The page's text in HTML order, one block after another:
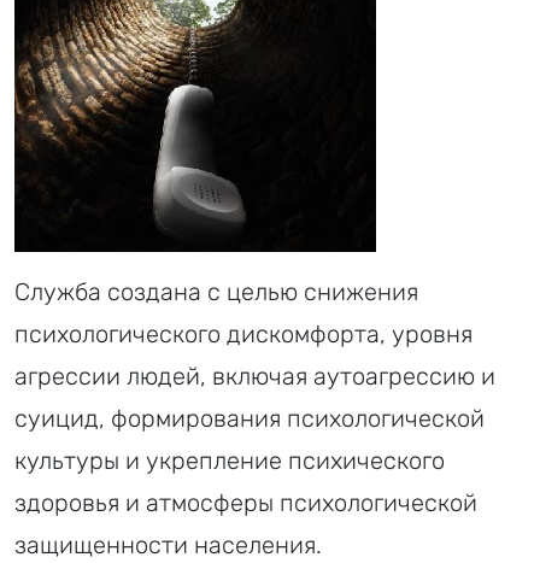
Служба создана с целью снижения
психологического дискомфорта, уровня
агрессии людей, включая аутоагрессию и
суицид, формирования психологической
культуры и укрепление психического
здоровья и атмосферы психологической
защищенности населения.